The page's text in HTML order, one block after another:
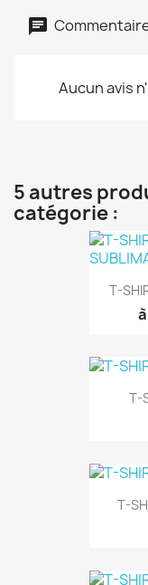
Aucun avis
5 autres
catégorie :
T-
T-
T-